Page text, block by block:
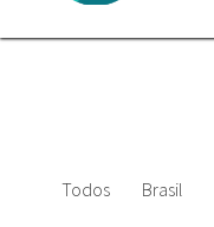
Todos Brasil